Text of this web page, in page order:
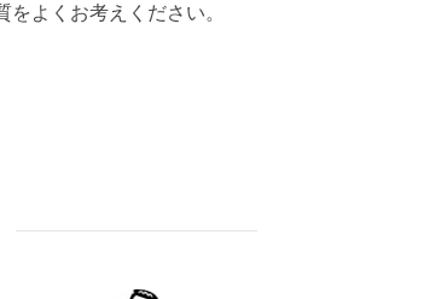
よくお考えください。